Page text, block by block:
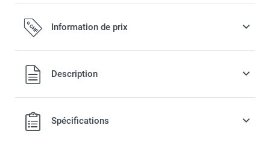
Information de prix
Tous les prix sont en francs suisses (CHF), TVA incluse et
hors frais de port.
Description
Spécifications